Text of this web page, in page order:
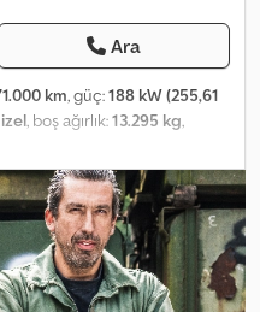
Ara
km, güç:188 kW (255,61
, boş ağırlık:13.295 kg,
DLK 23/12, üretim yılı:
bakım 1197 çalışma
önce) Toplam ağırlık: 14 ton,
Diferansiyel kilidi,
plakası Göstergedeki
veya ihracat amaçlı